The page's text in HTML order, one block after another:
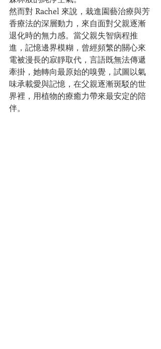
然而對 Rachel 來說，栽進園藝治療與芳
香療法的深層動力，來自面對父親逐漸
退化時的無力感。當父親失智病程推
進，記憶邊界模糊，曾經頻繁的關心來
電被漫長的寂靜取代，言語既無法傳遞
牽掛，她轉向最原始的嗅覺，試圖以氣
味承載愛與記憶，在父親逐漸斑駁的世
界裡，用植物的療癒力帶來最安定的陪
伴。